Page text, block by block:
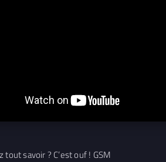
tout savoir ? C’est ouf ! GSM